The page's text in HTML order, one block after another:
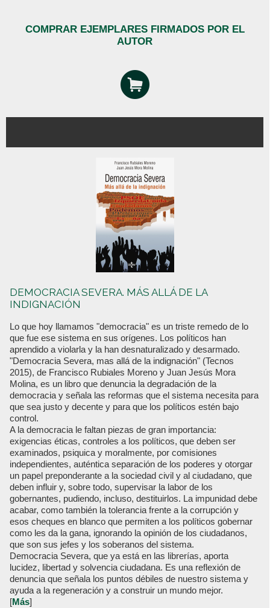
COMPRAR EJEMPLARES FIRMADOS POR EL
AUTOR
DEMOCRACIA SEVERA. MÁS ALLÁ DE LA
INDIGNACIÓN
Lo que hoy llamamos "democracia" es un triste remedo de lo
que fue ese sistema en sus orígenes. Los políticos han
aprendido a violarla y la han desnaturalizado y desarmado.
"Democracia Severa, mas allá de la indignación" (Tecnos
2015), de Francisco Rubiales Moreno y Juan Jesús Mora
Molina, es un libro que denuncia la degradación de la
democracia y señala las reformas que el sistema necesita para
que sea justo y decente y para que los políticos estén bajo
control.
A la democracia le faltan piezas de gran importancia:
exigencias éticas, controles a los políticos, que deben ser
examinados, psiquica y moralmente, por comisiones
independientes, auténtica separación de los poderes y otorgar
un papel preponderante a la sociedad civil y al ciudadano, que
deben influir y, sobre todo, supervisar la labor de los
gobernantes, pudiendo, incluso, destituirlos. La impunidad debe
acabar, como también la tolerancia frente a la corrupción y
esos cheques en blanco que permiten a los políticos gobernar
como les da la gana, ignorando la opinión de los ciudadanos,
que son sus jefes y los soberanos del sistema.
Democracia Severa, que ya está en las librerías, aporta
lucidez, libertad y solvencia ciudadana. Es una reflexión de
denuncia que señala los puntos débiles de nuestro sistema y
ayuda a la regeneración y a construir un mundo mejor.
[Más]